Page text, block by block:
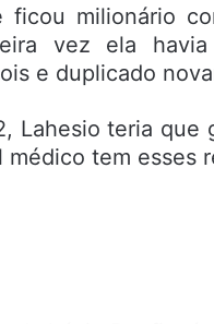
milionário
vez ela havia
e duplicado
Lahesio teria que
médico tem esses